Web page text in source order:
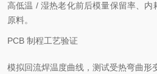
高低温 / 湿热老化前后模量保留率、
原料。
PCB 制程工艺验证
模拟回流焊温度曲线，测试受热弯曲形